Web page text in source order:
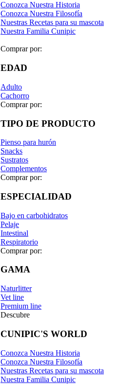
Conozca Nuestra Historia
Conozca Nuestra Filosofía
Nuestras Recetas para su mascota
Nuestra Familia Cunipic
Comprar por:
EDAD
Adulto
Cachorro
Comprar por:
TIPO DE PRODUCTO
Pienso para hurón
Snacks
Sustratos
Complementos
Comprar por:
ESPECIALIDAD
Bajo en carbohidratos
Pelaje
Intestinal
Respiratorio
Comprar por:
GAMA
Naturlitter
Vet line
Premium line
Descubre
CUNIPIC'S WORLD
Conozca Nuestra Historia
Conozca Nuestra Filosofía
Nuestras Recetas para su mascota
Nuestra Familia Cunipic